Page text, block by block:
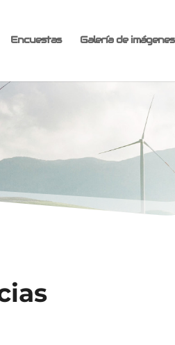
Encuestas Galería de imágenes